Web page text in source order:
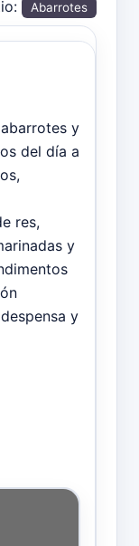
Abarrotes
y
del día a
res,
y
y